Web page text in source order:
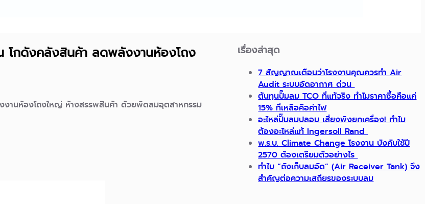
โกดังคลังสินค้า ลดพลังงานห้องโถง
านห้องโถงใหญ่ ห้างสรรพสินค้า ด้วยพัดลมอุตสาหกรรม
เรื่องล่าสุด
7 สัญญาณเตือนว่าโรงงานคุณควรทำ Air
Audit ระบบอัดอากาศ ด่วน
ต้นทุนปั๊มลม TCO ที่แท้จริง ทำไมราคาซื้อคือแค่
15% ที่เหลือคือค่าไฟ
อะไหล่ปั๊มลมปลอม เสี่ยงพังยกเครื่อง! ทำไม
ต้องอะไหล่แท้ Ingersoll Rand
พ.ร.บ. Climate Change โรงงาน บังคับใช้ปี
2570 ต้องเตรียมตัวอย่างไร
ทำไม “ถังเก็บลมอัด” (Air Receiver Tank) จึง
สำคัญต่อความเสถียรของระบบลม